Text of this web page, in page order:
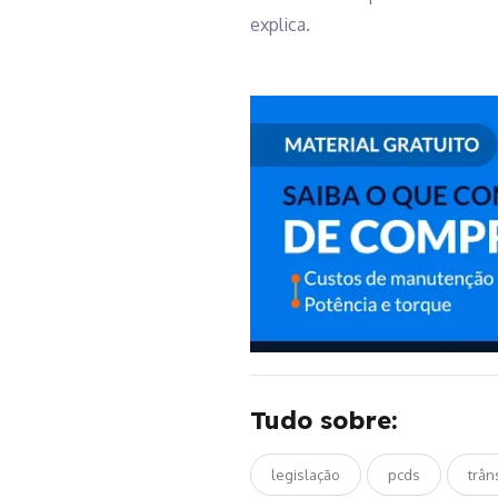
explica.
Tudo sobre:
legislação pcds